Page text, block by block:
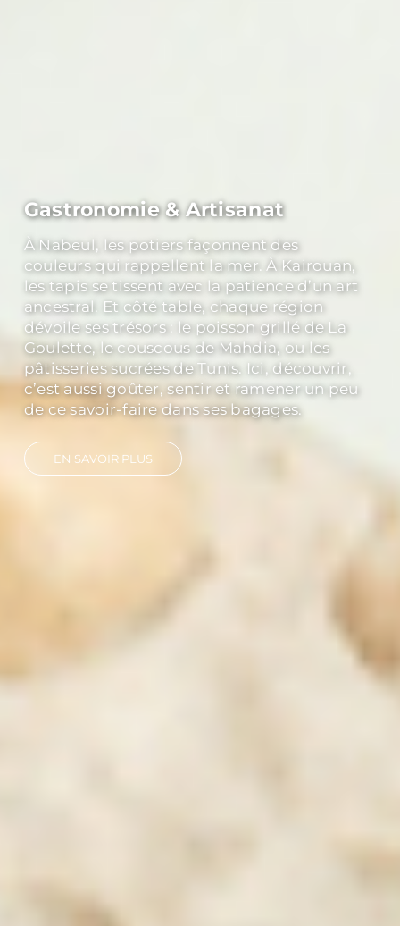
Culture & History
Explorer Carthage, c’est toucher du regard
les vestiges d’un empire qui a marqué la
Méditerranée. Découvrir Dougga, classée
au patrimoine mondial de l’UNESCO, c’est
marcher dans un théâtre antique où le
silence a encore la force des ovations. Et à
Kairouan, capitale spirituelle, les minarets
racontent mille ans de foi et de traditions.